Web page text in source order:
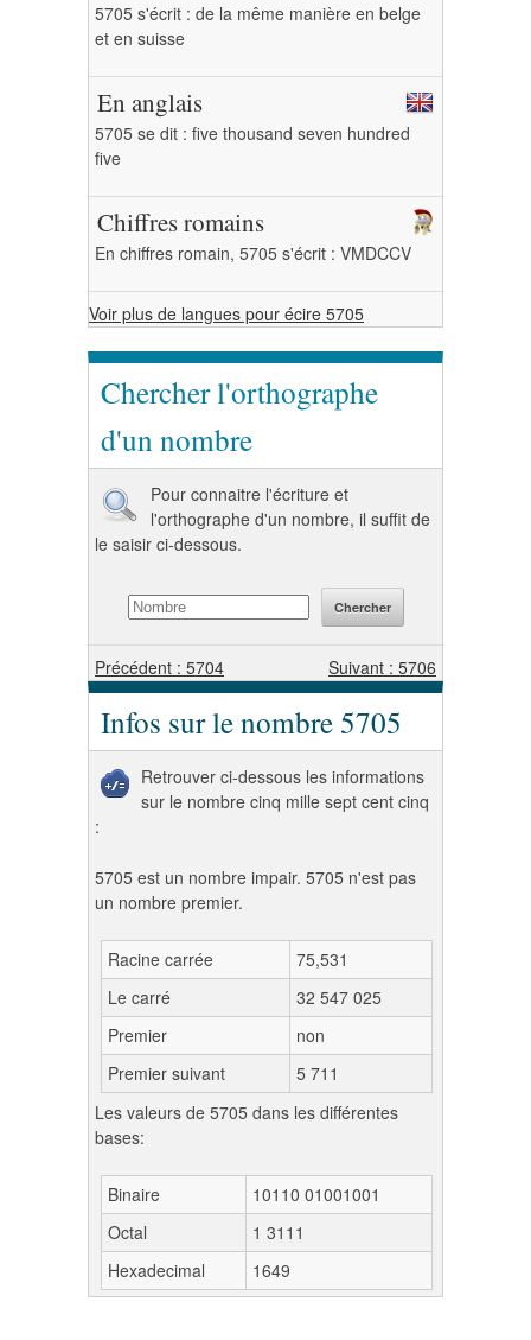
5705 s'écrit : de la même manière en belge
et en suisse
En anglais
5705 se dit : five thousand seven hundred
five
Chiffres romains
En chiffres romain, 5705 s'écrit : VMDCCV
Voir plus de langues pour écire 5705
Chercher l'orthographe
d'un nombre
Pour connaitre l'écriture et
l'orthographe d'un nombre, il suffit de
le saisir ci-dessous.
Précédent : 5704 Suivant : 5706
Infos sur le nombre 5705
Retrouver ci-dessous les informations
sur le nombre cinq mille sept cent cinq
:
5705 est un nombre impair. 5705 n'est pas
un nombre premier.
Racine carrée
75,531
Le carré
32 547 025
Premier
non
Premier suivant
5 711
Les valeurs de 5705 dans les différentes
bases:
Binaire
10110 01001001
Octal
1 3111
Hexadecimal
1649